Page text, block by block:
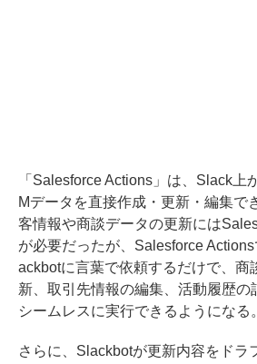
「Salesforce Actions」は、Slack上
Mデータを直接作成・更新・編集で
客情報や商談データの更新には
が必要だったが、Salesforce
ackbotに言葉で依頼するだけで、商
新、取引先情報の編集、活動履歴の
シームレスに実行できるようになる。
さらに、Slackbotが更新内容をドラ